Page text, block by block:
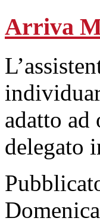
Arriva
adatto ad
delegato